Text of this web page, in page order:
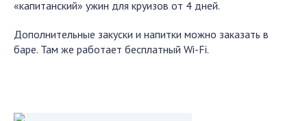
«капитанский» ужин для круизов от 4 дней.
Дополнительные закуски и напитки можно заказать в
баре. Там же работает бесплатный Wi-Fi.